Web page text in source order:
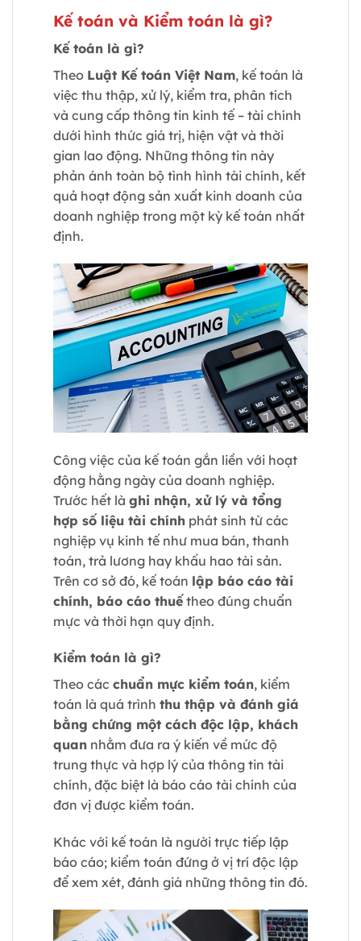
Kế toán và Kiểm toán là gì?
Kế toán là gì?
Theo Luật Kế toán Việt Nam, kế toán là
việc thu thập, xử lý, kiểm tra, phân tích
và cung cấp thông tin kinh tế – tài chính
dưới hình thức giá trị, hiện vật và thời
gian lao động. Những thông tin này
phản ánh toàn bộ tình hình tài chính, kết
quả hoạt động sản xuất kinh doanh của
doanh nghiệp trong một kỳ kế toán nhất
định.
Công việc của kế toán gắn liền với hoạt
động hằng ngày của doanh nghiệp.
Trước hết là ghi nhận, xử lý và tổng
hợp số liệu tài chính phát sinh từ các
nghiệp vụ kinh tế như mua bán, thanh
toán, trả lương hay khấu hao tài sản.
Trên cơ sở đó, kế toán lập báo cáo tài
chính, báo cáo thuếtheo đúng chuẩn
mực và thời hạn quy định.
Kiểm toán là gì?
Theo các chuẩn mực kiểm toán, kiểm
toán là quá trình thu thập và đánh giá
bằng chứng một cách độc lập, khách
quan nhằm đưa ra ý kiến về mức độ
trung thực và hợp lý của thông tin tài
chính, đặc biệt là báo cáo tài chính của
đơn vị được kiểm toán.
Khác với kế toán là người trực tiếp lập
báo cáo; kiểm toán đứng ở vị trí độc lập
để xem xét, đánh giá những thông tin đó.